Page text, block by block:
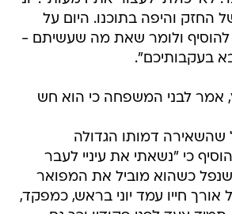
החזק והיפה בתוכנו. היום על
להוסיף ולומר שאת מה שעשיתם -
בעקבותיכם".
אמר לבני המשפחה כי הוא חש
שהשאירה דמותו הגדולה
כי "נשאתי את עיניי לעבר
כשהוא מוביל את המפואר
אורך חייו עמד יוני בראש, כמפקד,